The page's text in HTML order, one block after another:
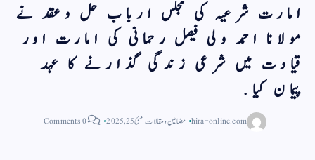
امارت شرعیہ کی مجلس ارباب حل وعقد نے
مولانا احمد ولی فیصل رحمانی کی امارت اور
قیادت میں شرعی زندگی گذارنے کا عہد
پیمان کیا.
hira-online.com مضامین و مقالاتمئی 25, 2025 0 Comments